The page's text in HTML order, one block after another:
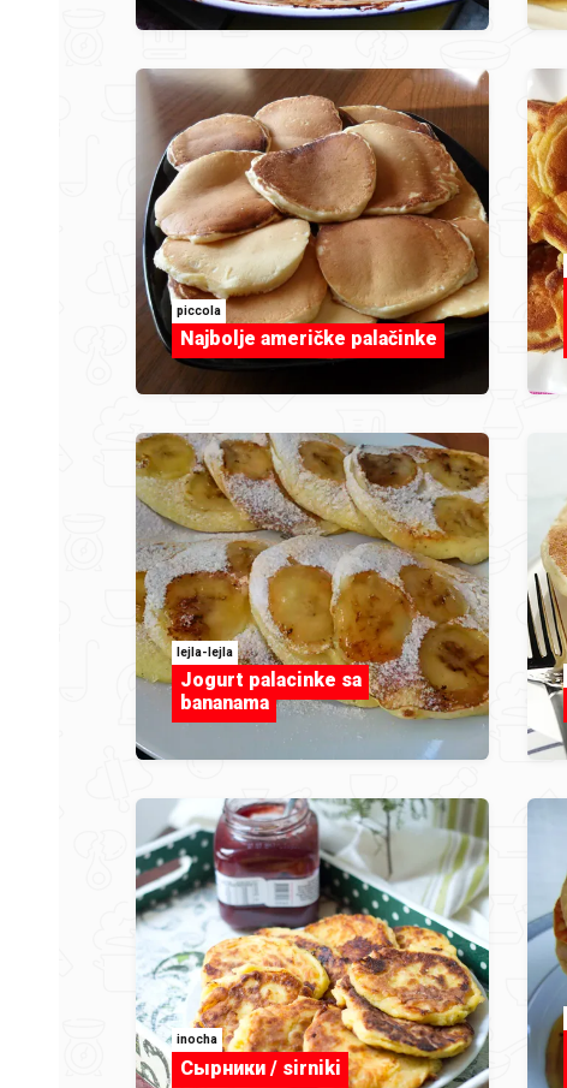
piccola
Najbolje američke palačinke
lejla-lejla
Jogurt palacinke sa
bananama
inocha
Сырники / sirniki